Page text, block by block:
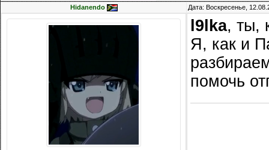
Hidanendo Дата: Воскресенье,
l9lka, ты,
Я, как и
помочь